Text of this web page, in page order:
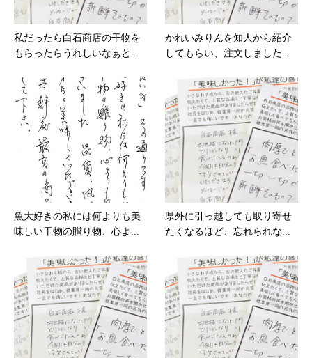
私だったら白石商店の干物を
もらったらうれしいなぁと...
かれいみりんを知人から紹介
してもらい、注文しました...
魚大好きの私には何よりも美
味しい干物の贈り物、心よ...
県外に引っ越しても取り寄せ
たくなるほど、忘れられな...